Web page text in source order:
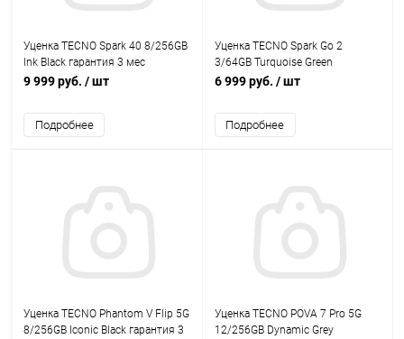
Уценка TECNO Spark 40 8/256GB
Ink Black гарантия 3 мес
9 999 руб. / шт
Подробнее
Уценка TECNO Spark Go 2
3/64GB Turquoise Green
гарантия 3 мес
6 999 руб. / шт
Подробнее
Уценка TECNO Phantom V Flip 5G
8/256GB Iconic Black гарантия 3
Уценка TECNO POVA 7 Pro 5G
12/256GB Dynamic Grey